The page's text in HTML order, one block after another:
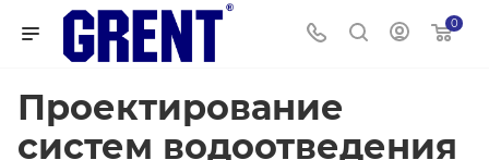
0
Проектирование
систем водоотведения